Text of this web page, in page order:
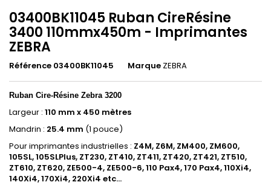
03400BK11045 Ruban CireRésine
3400 110mmx450m - Imprimantes
ZEBRA
Référence 03400BK11045 Marque ZEBRA
Ruban Cire-Résine Zebra 3200
Largeur : 110 mm x 450 mètres
Mandrin : 25.4 mm (1 pouce)
Pour imprimantes industrielles : Z4M, Z6M, ZM400, ZM600,
105SL, 105SLPlus, ZT230, ZT410, ZT411, ZT420, ZT421, ZT510,
ZT610, ZT620, ZE500-4, ZE500-6, 110 Pax4, 170 Pax4, 110Xi4,
140Xi4, 170Xi4, 220Xi4 etc...